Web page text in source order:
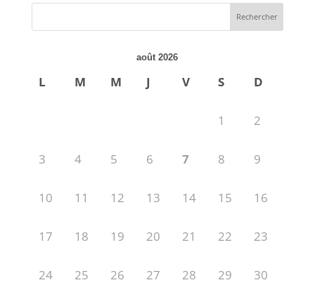
août 2026
L M M J V S D
1 2
3 4 5 6 7 8 9
10 11 12 13 14 15 16
17 18 19 20 21 22 23
24 25 26 27 28 29 30